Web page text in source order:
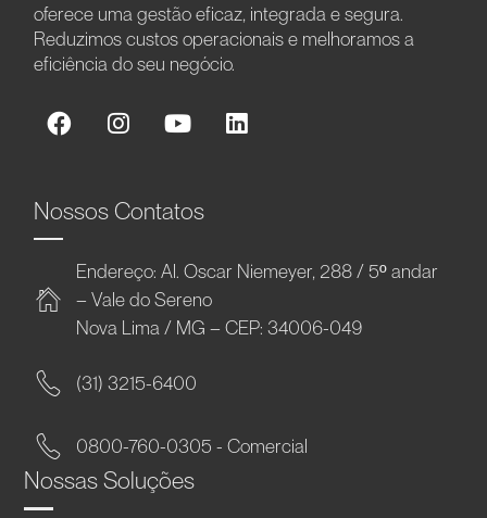
oferece uma gestão eficaz, integrada e segura.
Reduzimos custos operacionais e melhoramos a
eficiência do seu negócio.
Nossos Contatos
Endereço: Al. Oscar Niemeyer, 288 / 5º andar
– Vale do Sereno
Nova Lima / MG – CEP: 34006-049
(31) 3215-6400
0800-760-0305 - Comercial
Nossas Soluções